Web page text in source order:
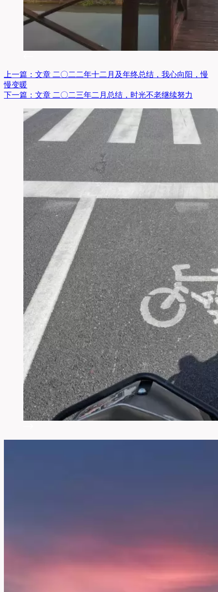
上一篇： 文章 二〇二二年十二月及年终总结，我心向阳，慢
慢变暖
下一篇： 文章 二〇二三年二月总结，时光不老继续努力